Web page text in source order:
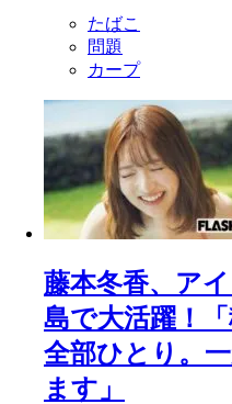
たばこ
問題
カープ
藤本冬香、ア
島で大活躍！
全部ひとり。
ます」